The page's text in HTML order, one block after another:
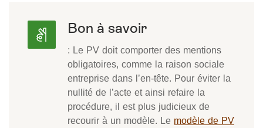
Bon à savoir
: Le PV doit comporter des mentions
obligatoires, comme la raison sociale
entreprise dans l’en-tête. Pour éviter la
nullité de l’acte et ainsi refaire la
procédure, il est plus judicieux de
recourir à un modèle. Le modèle de PV